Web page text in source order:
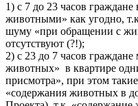
1) с 7 до 23 часов граждане
животными» как угодно,
шуму «при обращении с
отсутствуют (?!);
2) с 23 до 7 часов
животных» в квартире
присмотра», при этом
«содержания животных в